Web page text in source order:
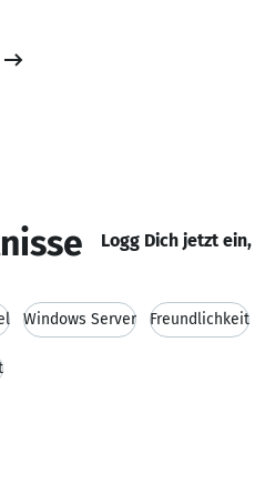
Logg Dich jetzt
Windows Server Freundlichkeit